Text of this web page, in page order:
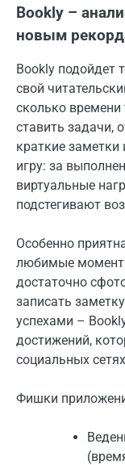
Bookly –
новым
Bookly подойдет
свой
сколько времени
ставить задачи,
краткие заметки
игру: за
виртуальные
подстегивают
Особенно
любимые
достаточно
записать
успехами –
достижений,
социальных
Фишки